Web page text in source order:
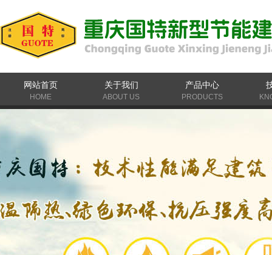
网站首页 关于我们 产品中心
HOME ABOUT US PRODUCTS